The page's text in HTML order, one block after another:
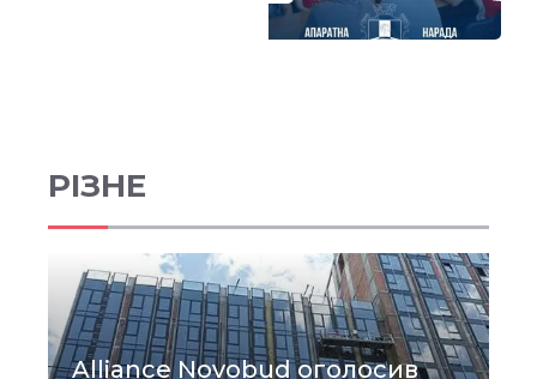
РІЗНЕ
Alliance Novobud оголосив